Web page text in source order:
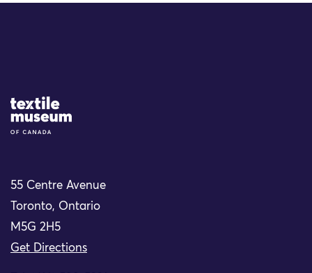
Site Logo
55 Centre Avenue
Toronto, Ontario
M5G 2H5
Get Directions